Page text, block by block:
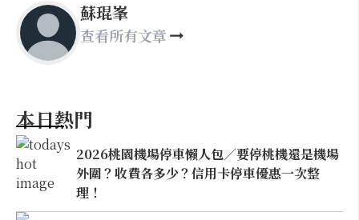
蘇琨峯
查看所有文章
本日熱門
2026桃園機場停車懶人包／要停桃機還是機場
外圍？收費各多少？信用卡停車優惠一次整
理！